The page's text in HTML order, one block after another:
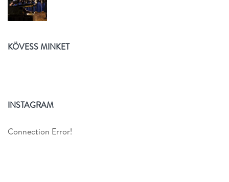
KÖVESS MINKET
INSTAGRAM
Connection Error!